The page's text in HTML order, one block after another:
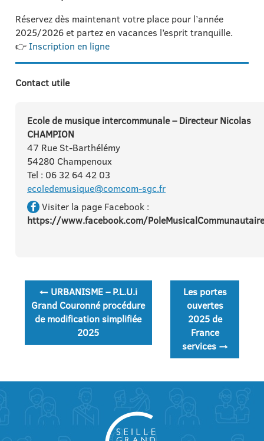
Réservez dès maintenant votre place pour l’année
2025/2026 et partez en vacances l’esprit tranquille.
👉Inscription en ligne
Contact utile
Ecole de musique intercommunale – Directeur Nicolas
CHAMPION
47 Rue St-Barthélémy
54280 Champenoux
Tel : 06 32 64 42 03
ecoledemusique@comcom-sgc.fr
Visiter la page Facebook :
https://www.facebook.com/PoleMusicalCommunautaire
Navigation
l’article
← URBANISME – P.L.U.i
Grand Couronné procédure
de modification simplifiée
2025
Les portes
ouvertes
2025 de
France
services →